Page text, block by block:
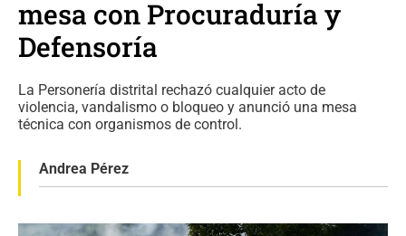
mesa con Procuraduría y
Defensoría
La Personería distrital rechazó cualquier acto de
violencia, vandalismo o bloqueo y anunció una mesa
técnica con organismos de control.
Andrea Pérez